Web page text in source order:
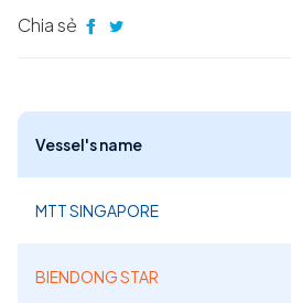
Chia sẻ
Vessel's name
MTT SINGAPORE
BIENDONG STAR